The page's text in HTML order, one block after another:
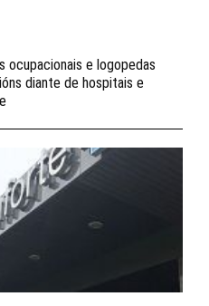
ocupacionais e logopedas
diante de hospitais e